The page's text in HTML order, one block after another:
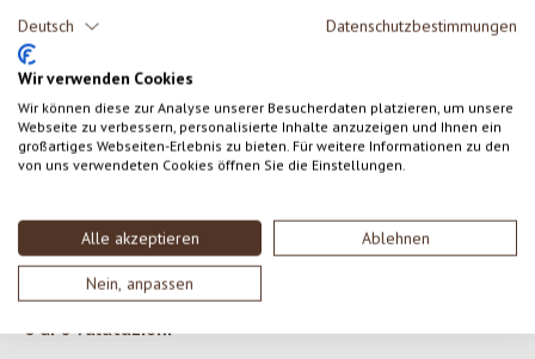
Deutsch Datenschutzbestimmungen
Wir verwenden Cookies
Wir können diese zur Analyse unserer Besucherdaten platzieren, um unsere
Webseite zu verbessern, personalisierte Inhalte anzuzeigen und Ihnen ein
großartiges Webseiten-Erlebnis zu bieten. Für weitere Informationen zu den
von uns verwendeten Cookies öffnen Sie die Einstellungen.
Alle akzeptieren Ablehnen
Nein, anpassen
Salz/sale 13,0 g
INGREDIENTI
Soia (39%)*, acqua, sale marino, koji* (Aspergilus oryzae)
0 di 0 valutazioni